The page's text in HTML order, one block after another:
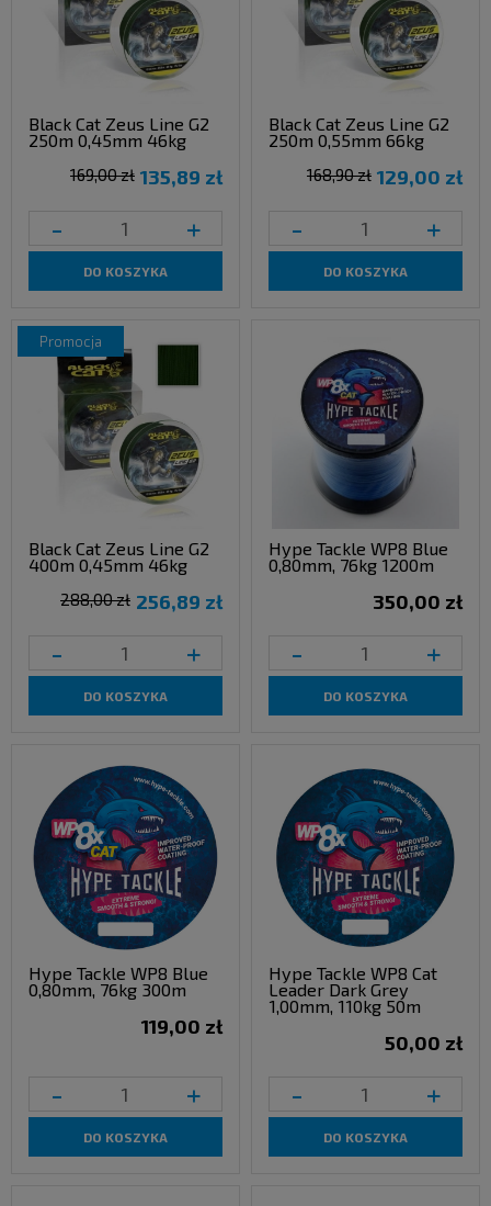
Black Cat Zeus Line G2
250m 0,45mm 46kg
135,89 zł
169,00 zł
- +
DO KOSZYKA
Black Cat Zeus Line G2
250m 0,55mm 66kg
129,00 zł
168,90 zł
- +
DO KOSZYKA
Black Cat Zeus Line G2
400m 0,45mm 46kg
256,89 zł
288,00 zł
- +
DO KOSZYKA
promocja
Hype Tackle WP8 Blue
0,80mm, 76kg 1200m
350,00 zł
- +
DO KOSZYKA
Hype Tackle WP8 Blue
0,80mm, 76kg 300m
119,00 zł
- +
DO KOSZYKA
Hype Tackle WP8 Cat
Leader Dark Grey
1,00mm, 110kg 50m
50,00 zł
- +
DO KOSZYKA